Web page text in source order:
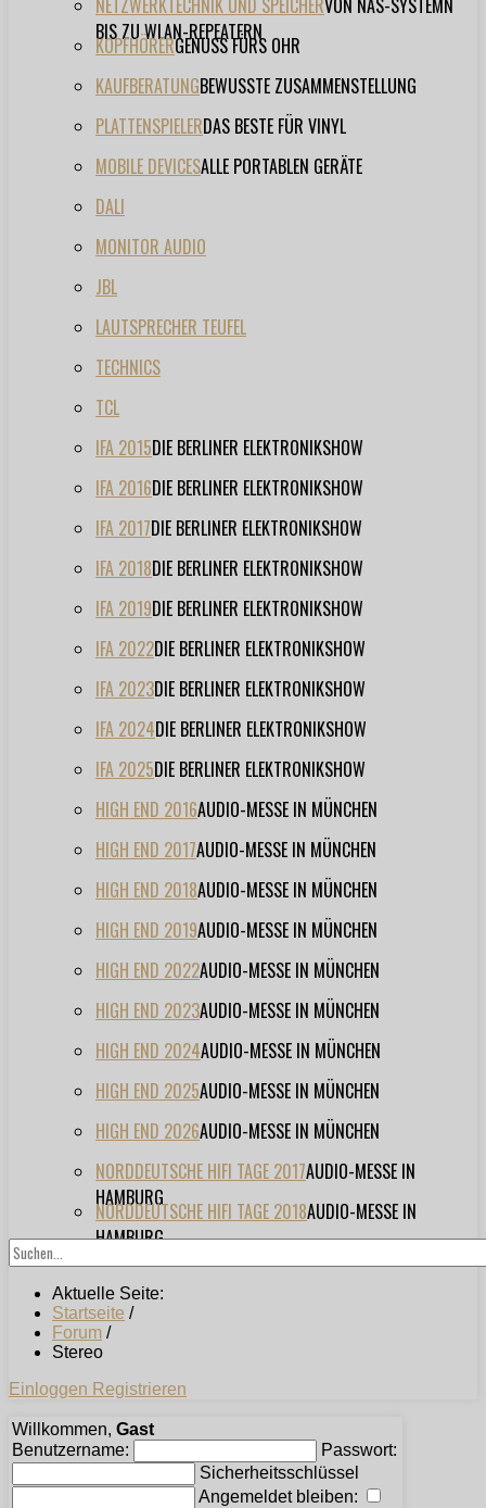
NETZWERKTECHNIK UND SPEICHERVON NAS-SYSTEMN
BIS ZU WLAN-REPEATERN
KOPFHÖRERGENUSS FÜRS OHR
KAUFBERATUNGBEWUSSTE ZUSAMMENSTELLUNG
PLATTENSPIELERDAS BESTE FÜR VINYL
MOBILE DEVICESALLE PORTABLEN GERÄTE
DALI
MONITOR AUDIO
JBL
LAUTSPRECHER TEUFEL
TECHNICS
TCL
IFA 2015DIE BERLINER ELEKTRONIKSHOW
IFA 2016DIE BERLINER ELEKTRONIKSHOW
IFA 2017DIE BERLINER ELEKTRONIKSHOW
IFA 2018DIE BERLINER ELEKTRONIKSHOW
IFA 2019DIE BERLINER ELEKTRONIKSHOW
IFA 2022DIE BERLINER ELEKTRONIKSHOW
IFA 2023DIE BERLINER ELEKTRONIKSHOW
IFA 2024DIE BERLINER ELEKTRONIKSHOW
IFA 2025DIE BERLINER ELEKTRONIKSHOW
HIGH END 2016AUDIO-MESSE IN MÜNCHEN
HIGH END 2017AUDIO-MESSE IN MÜNCHEN
HIGH END 2018AUDIO-MESSE IN MÜNCHEN
HIGH END 2019AUDIO-MESSE IN MÜNCHEN
HIGH END 2022AUDIO-MESSE IN MÜNCHEN
HIGH END 2023AUDIO-MESSE IN MÜNCHEN
HIGH END 2024AUDIO-MESSE IN MÜNCHEN
HIGH END 2025AUDIO-MESSE IN MÜNCHEN
HIGH END 2026AUDIO-MESSE IN MÜNCHEN
NORDDEUTSCHE HIFI TAGE 2017AUDIO-MESSE IN
HAMBURG
NORDDEUTSCHE HIFI TAGE 2018AUDIO-MESSE IN
HAMBURG
Aktuelle Seite:
Startseite /
Forum /
Stereo
Einloggen Registrieren
Willkommen, Gast
Benutzername:
Passwort:
Sicherheitsschlüssel
Angemeldet bleiben: